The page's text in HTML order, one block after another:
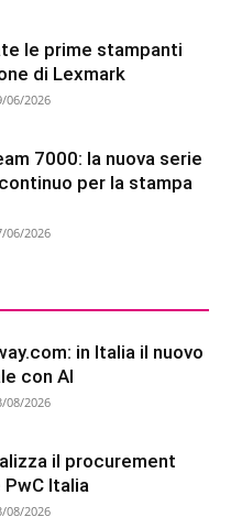
le prime stampanti
di Lexmark
06/2026
7000: la nuova serie
per la stampa
06/2026
in Italia il nuovo
con AI
08/2026
il procurement
PwC Italia
08/2026